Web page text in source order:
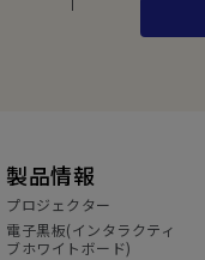
製品情報
プロジェクター
電子黒板(インタラクティ
ブホワイトボード)